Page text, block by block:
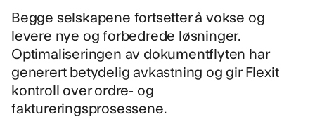
Begge selskapene fortsetter å vokse og
levere nye og forbedrede løsninger.
Optimaliseringen av dokumentflyten har
generert betydelig avkastning og gir Flexit
kontroll over ordre- og
faktureringsprosessene.